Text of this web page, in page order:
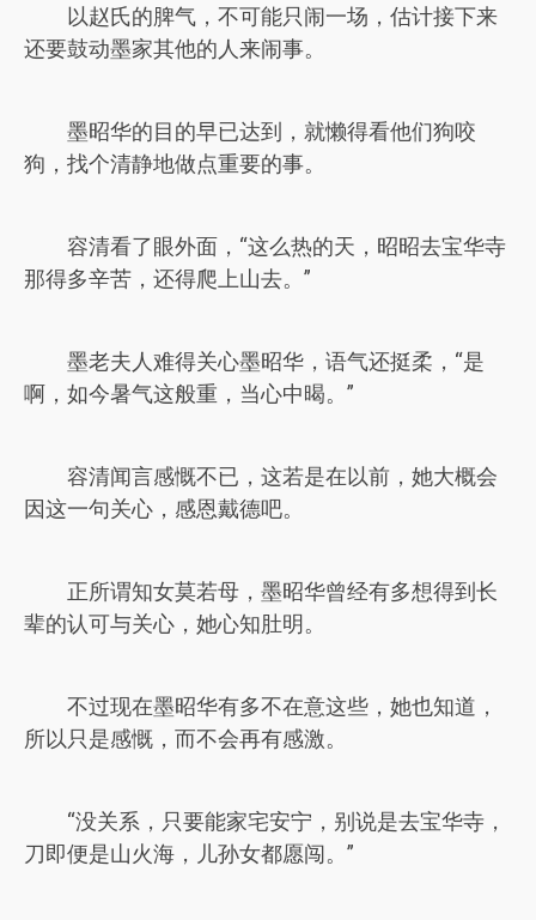
以赵氏的脾气，不可能只闹一场，估计接下来
还要鼓动墨家其他的人来闹事。
墨昭华的目的早已达到，就懒得看他们狗咬
狗，找个清静地做点重要的事。
容清看了眼外面，“这么热的天，昭昭去宝华寺
那得多辛苦，还得爬上山去。”
墨老夫人难得关心墨昭华，语气还挺柔，“是
啊，如今暑气这般重，当心中暍。”
容清闻言感慨不已，这若是在以前，她大概会
因这一句关心，感恩戴德吧。
正所谓知女莫若母，墨昭华曾经有多想得到长
辈的认可与关心，她心知肚明。
不过现在墨昭华有多不在意这些，她也知道，
所以只是感慨，而不会再有感激。
“没关系，只要能家宅安宁，别说是去宝华寺，
刀即便是山火海，儿孙女都愿闯。”